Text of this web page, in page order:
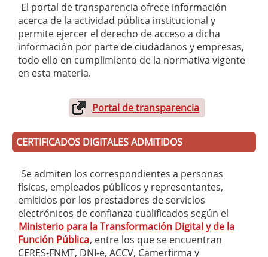
El portal de transparencia ofrece información
acerca de la actividad pública institucional y
permite ejercer el derecho de acceso a dicha
información por parte de ciudadanos y empresas,
todo ello en cumplimiento de la normativa vigente
en esta materia.
Portal de transparencia
CERTIFICADOS DIGITALES ADMITIDOS
Se admiten los correspondientes a personas
físicas, empleados públicos y representantes,
emitidos por los prestadores de servicios
electrónicos de confianza cualificados según el
Ministerio para la Transformación Digital y de la
Función Pública, entre los que se encuentran
CERES-FNMT, DNI-e, ACCV, Camerfirma y